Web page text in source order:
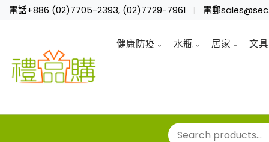
電話+886 (02)7705-2393, (02)7729-7961 電郵
健康防疫 水瓶 居家 文具